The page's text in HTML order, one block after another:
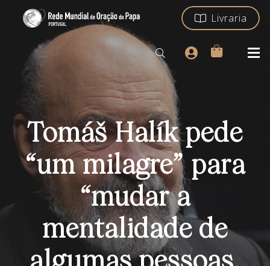
Livraria
Tomáš Halík pede
“um milagre” para
“mudar a
mentalidade de